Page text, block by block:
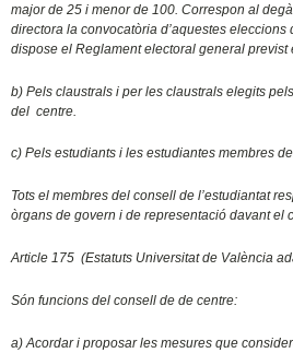
major de 25 i menor de 100. Correspon al
directora la convocatòria d’aquestes eleccions
dispose el Reglament electoral general previst
b) Pels claustrals i per les claustrals elegits
del centre.
c) Pels estudiants i les estudiantes membres
Tots el membres del consell de l’estudiantat
òrgans de govern i de representació davant el
Article 175 (Estatuts Universitat de València
Són funcions del consell de de centre:
a) Acordar i proposar les mesures que